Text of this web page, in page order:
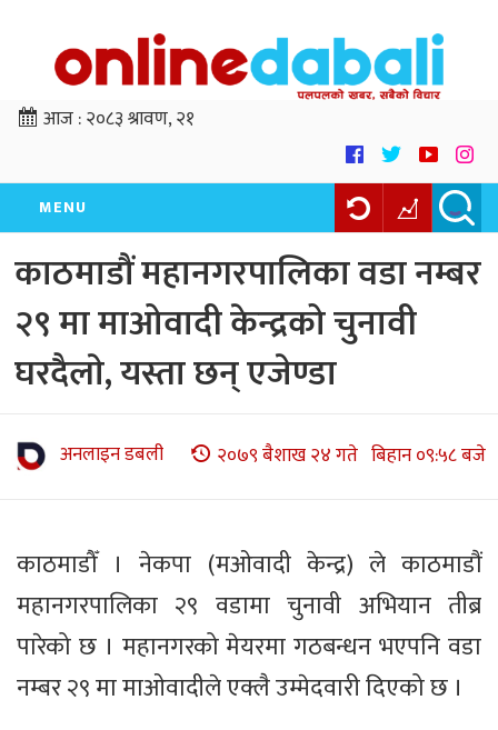
आज :२०८३ श्रावण, २१
MENU
काठमाडौं महानगरपालिका वडा नम्बर
२९ मा माओवादी केन्द्रको चुनावी
घरदैलाे, यस्ता छन् एजेण्डा
अनलाइन डबली २०७९ बैशाख २४ गते बिहान ०९:५८ बजे
काठमाडौँ । नेकपा (मओवादी केन्द्र) ले काठमाडौं
महानगरपालिका २९ वडामा चुनावी अभियान तीब्र
पारेको छ । महानगरको मेयरमा गठबन्धन भएपनि वडा
नम्बर २९ मा माओवादीले एक्लै उम्मेदवारी दिएको छ ।